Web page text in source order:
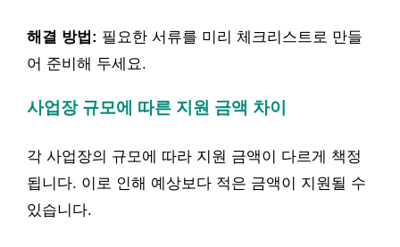
해결 방법: 필요한 서류를 미리 체크리스트로 만들
어 준비해 두세요.
사업장 규모에 따른 지원 금액 차이
각 사업장의 규모에 따라 지원 금액이 다르게 책정
됩니다. 이로 인해 예상보다 적은 금액이 지원될 수
있습니다.